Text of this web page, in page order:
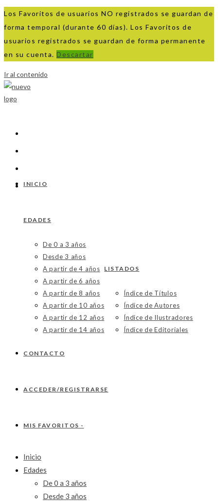
Los Favoritos de usuarios NO registrados se guardan de
forma temporal (durante 60 días). Los Favoritos de
usuarios registrados se guardan de forma permanente
en su cuenta. Descartar
Ir al contenido
INICIO
EDADES
De 0 a 3 años
Desde 3 años
A partir de 4 años
A partir de 6 años
A partir de 8 años
A partir de 10 años
A partir de 12 años
A partir de 14 años
LISTADOS
Índice de Títulos
Índice de Autores
Índice de Ilustradores
Índice de Editoriales
CONTACTO
ACCEDER/REGISTRARSE
MIS FAVORITOS -
Inicio
Edades
De 0 a 3 años
Desde 3 años